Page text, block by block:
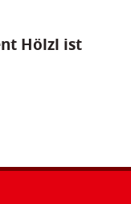
Hölzl ist